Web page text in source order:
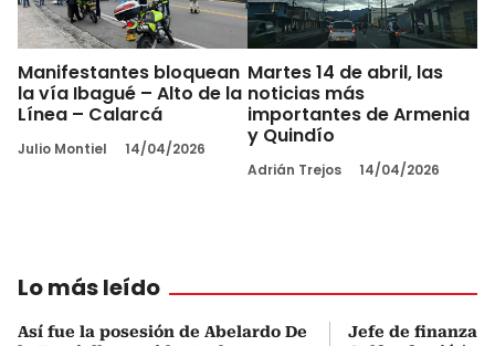
Manifestantes bloquean
la vía Ibagué – Alto de la
Línea – Calarcá
Julio Montiel 14/04/2026
Martes 14 de abril, las
noticias más
importantes de Armenia
y Quindío
Adrián Trejos 14/04/2026
Lo más leído
Así fue la posesión de Abelardo De
Jefe de finanzas